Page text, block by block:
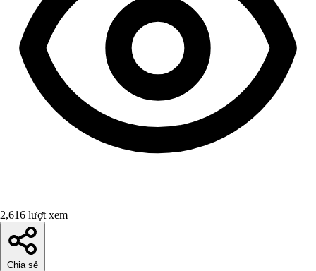
2,616 lượt xem
Chia sẻ